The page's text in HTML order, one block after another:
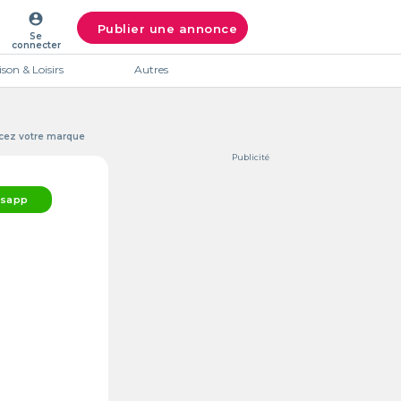
account_circle
Se
connecter
Publier une annonce
& Loisirs Autres
votre marque
Publicité